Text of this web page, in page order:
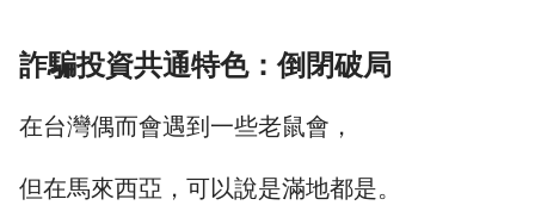
詐騙投資共通特色：倒閉破局
在台灣偶而會遇到一些老鼠會，
但在馬來西亞，可以說是滿地都是。